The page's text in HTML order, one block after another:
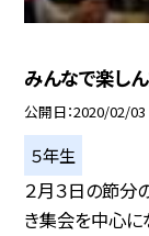
みんなで楽し
公開日 2020/02/03
５年生
２月３日の節分
き集会を中心に